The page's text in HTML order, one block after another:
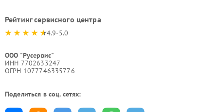
Рейтинг сервисного центра
4.9-5.0
ООО "Русервис"
ИНН 7702633247
ОГРН 1077746335776
Поделиться в соц. сетях: